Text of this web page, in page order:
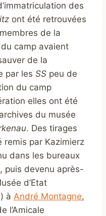
des
ont été retrouvées
de la
camp avaient
de la
par les SS peu de
du camp
elles ont été
du musée
. Des tirages
remis par Kazimierz
dans les bureaux
, puis devenu après-
d’Etat
) à André Montagne,
l’Amicale